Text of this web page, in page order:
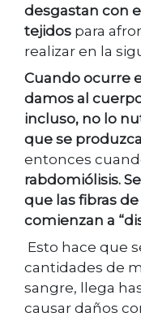
desgastan con
tejidos para
realizar en la
Cuando ocurre
damos al
incluso, no lo
que se
entonces
rabdomiólisis.
que las fibras
comienzan a
Esto hace que
cantidades de
sangre, llega
causar daños